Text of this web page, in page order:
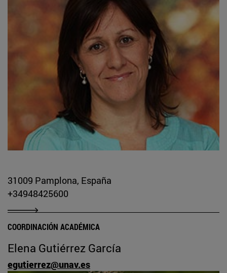
31009 Pamplona, España
+34948425600
COORDINACIÓN ACADÉMICA
Elena Gutiérrez García
egutierrez@unav.es